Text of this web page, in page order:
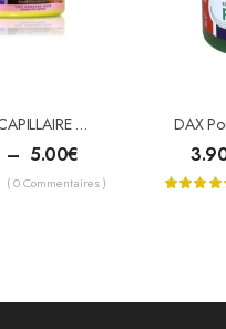
MASQUE CAPILLAIRE ULTRA CHOLESTEROL
– 5.00€
( 0 Commentaires )